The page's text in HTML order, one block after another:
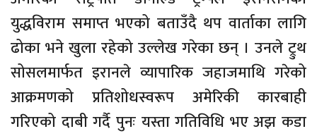
युद्धविराम समाप्त भएको बताउँदै थप वार्ताका लागि
ढोका भने खुला रहेको उल्लेख गरेका छन् । उनले ट्रुथ
सोसलमार्फत इरानले व्यापारिक जहाजमाथि गरेको
आक्रमणको प्रतिशोधस्वरूप अमेरिकी कारबाही
गरिएको दाबी गर्दै पुनः यस्ता गतिविधि भए अझ कडा